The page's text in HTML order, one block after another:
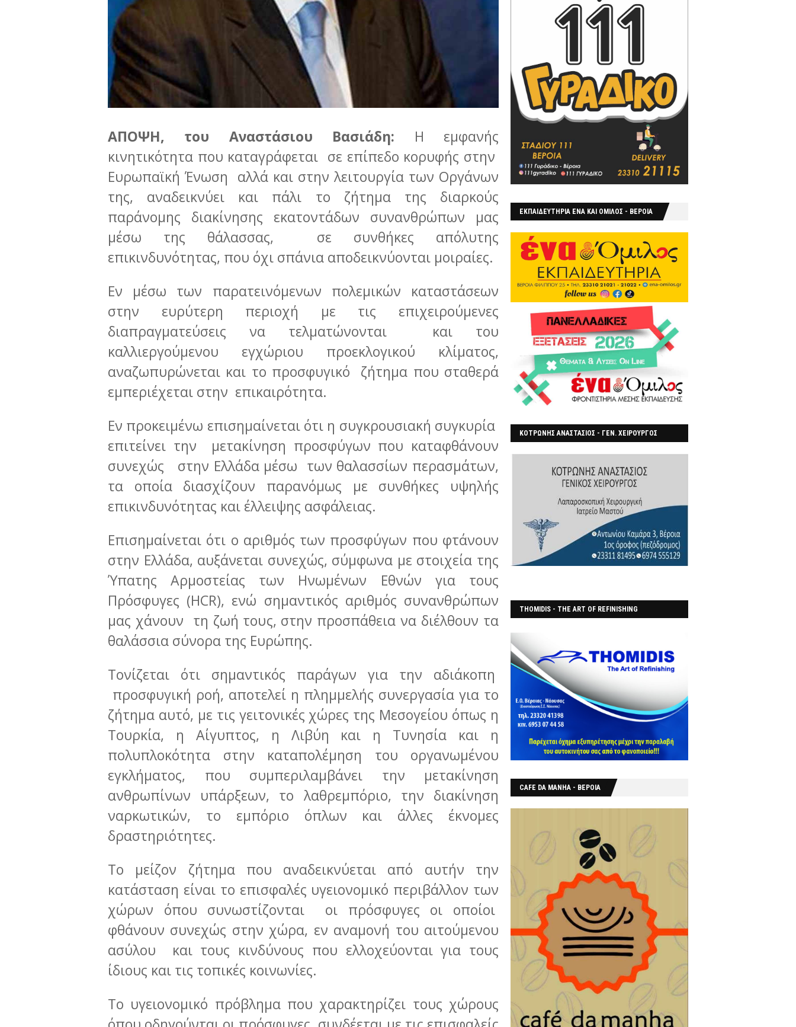
ΑΠΟΨΗ, του Αναστάσιου Βασιάδη: Η εμφανής
κινητικότητα που καταγράφεται σε επίπεδο κορυφής στην
Ευρωπαϊκή Ένωση αλλά και στην λειτουργία των Οργάνων
της, αναδεικνύει και πάλι το ζήτημα της διαρκούς
παράνομης διακίνησης εκατοντάδων συνανθρώπων μας
μέσω της θάλασσας, σε συνθήκες απόλυτης
επικινδυνότητας, που όχι σπάνια αποδεικνύονται μοιραίες.
Εν μέσω των παρατεινόμενων πολεμικών καταστάσεων
στην ευρύτερη περιοχή με τις επιχειρούμενες
διαπραγματεύσεις να τελματώνονται και του
καλλιεργούμενου εγχώριου προεκλογικού κλίματος,
αναζωπυρώνεται και το προσφυγικό ζήτημα που σταθερά
εμπεριέχεται στην επικαιρότητα.
Εν προκειμένω επισημαίνεται ότι η συγκρουσιακή συγκυρία
επιτείνει την μετακίνηση προσφύγων που καταφθάνουν
συνεχώς στην Ελλάδα μέσω των θαλασσίων περασμάτων,
τα οποία διασχίζουν παρανόμως με συνθήκες υψηλής
επικινδυνότητας και έλλειψης ασφάλειας.
Επισημαίνεται ότι ο αριθμός των προσφύγων που φτάνουν
στην Ελλάδα, αυξάνεται συνεχώς, σύμφωνα με στοιχεία της
Ύπατης Αρμοστείας των Ηνωμένων Εθνών για τους
Πρόσφυγες (HCR), ενώ σημαντικός αριθμός συνανθρώπων
μας χάνουν τη ζωή τους, στην προσπάθεια να διέλθουν τα
θαλάσσια σύνορα της Ευρώπης.
Τονίζεται ότι σημαντικός παράγων για την αδιάκοπη
προσφυγική ροή, αποτελεί η πλημμελής συνεργασία για το
ζήτημα αυτό, με τις γειτονικές χώρες της Μεσογείου όπως η
Τουρκία, η Αίγυπτος, η Λιβύη και η Τυνησία και η
πολυπλοκότητα στην καταπολέμηση του οργανωμένου
εγκλήματος, που συμπεριλαμβάνει την μετακίνηση
ανθρωπίνων υπάρξεων, το λαθρεμπόριο, την διακίνηση
ναρκωτικών, το εμπόριο όπλων και άλλες έκνομες
δραστηριότητες.
Το μείζον ζήτημα που αναδεικνύεται από αυτήν την
κατάσταση είναι το επισφαλές υγειονομικό περιβάλλον των
χώρων όπου συνωστίζονται οι πρόσφυγες οι οποίοι
φθάνουν συνεχώς στην χώρα, εν αναμονή του αιτούμενου
ασύλου και τους κινδύνους που ελλοχεύονται για τους
ίδιους και τις τοπικές κοινωνίες.
Το υγειονομικό πρόβλημα που χαρακτηρίζει τους χώρους
ΕΚΠΑΙΔΕΥΤΗΡΙΑ ΕΝΑ ΚΑΙ ΟΜΙΛΟΣ - ΒΕΡΟΙΑ
ΚΟΤΡΩΝΗΣ ΑΝΑΣΤΑΣΙΟΣ - ΓΕΝ. ΧΕΙΡΟΥΡΓΟΣ
THOMIDIS - THE ART OF REFINISHING
CAFE DA MANHA - ΒΕΡΟΙΑ